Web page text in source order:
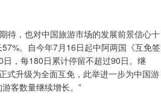
待，也对中国旅游市场的发展前景信心十
。自今年7月16日起中阿两国《互免签
，每180日累计停留不超过90日。继
式升级为全面互免，此举进一步为中国游
客数量继续增长。”